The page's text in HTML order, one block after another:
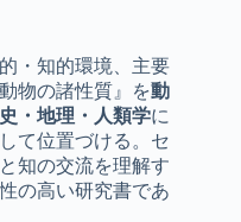
・知的環境、主要
物の諸性質』を動
・地理・人類学に
て位置づける。セ
知の交流を理解す
の高い研究書であ